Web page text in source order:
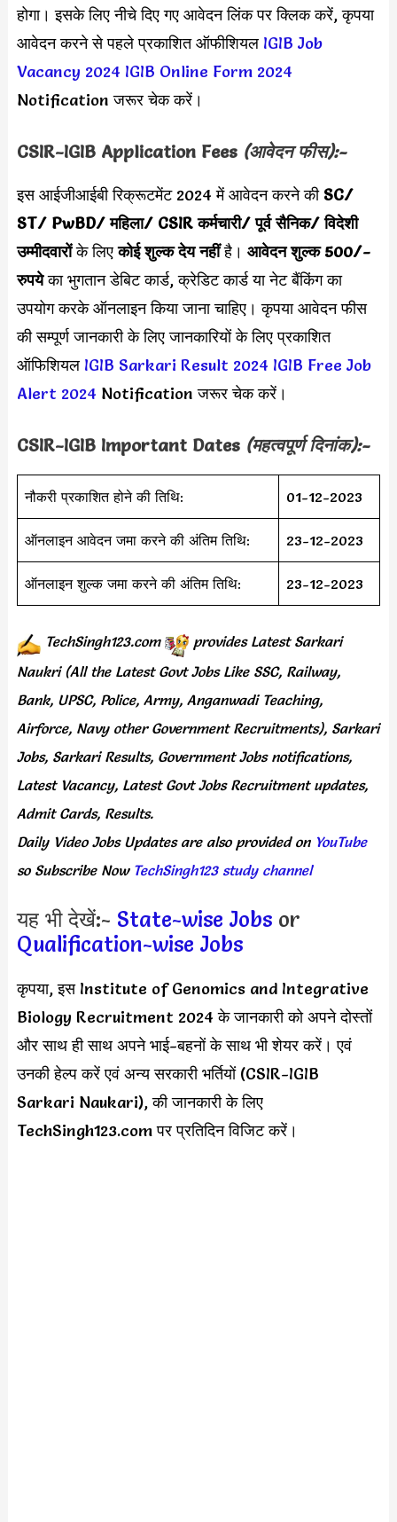
होगा। इसके लिए नीचे दिए गए आवेदन लिंक पर क्लिक करें, कृपया
आवेदन करने से पहले प्रकाशित ऑफीशियल IGIB Job
Vacancy 2024 IGIB Online Form 2024
Notification जरूर चेक करें।
CSIR-IGIB Application Fees (आवेदन फीस):-
इस आईजीआईबी रिक्रूटमेंट 2024 में आवेदन करने की SC/
ST/ PwBD/ महिला/ CSIR कर्मचारी/ पूर्व सैनिक/ विदेशी
उम्मीदवारोंके लिएकोई शुल्क देय नहींहै। आवेदन शुल्क 500/-
रुपयेका भुगतान डेबिट कार्ड, क्रेडिट कार्ड या नेट बैंकिंग का
उपयोग करके ऑनलाइन किया जाना चाहिए। कृपया आवेदन फीस
की सम्पूर्ण जानकारी के लिए जानकारियों के लिए प्रकाशित
ऑफिशियल IGIB Sarkari Result 2024 IGIB Free Job
Alert 2024 Notification जरूर चेक करें।
CSIR-IGIB Important Dates (महत्वपूर्ण दिनांक):-
नौकरी प्रकाशित होने की तिथि: 01-12-2023
ऑनलाइन आवेदन जमा करने की अंतिम तिथि: 23-12-2023
ऑनलाइन शुल्क जमा करने की अंतिम तिथि: 23-12-2023
TechSingh123.com provides Latest Sarkari
Naukri (All the Latest Govt Jobs Like SSC, Railway,
Bank, UPSC, Police, Army, Anganwadi Teaching,
Airforce, Navy other Government Recruitments), Sarkari
Jobs, Sarkari Results, Government Jobs notifications,
Latest Vacancy, Latest Govt Jobs Recruitment updates,
Admit Cards, Results.
Daily Video Jobs Updates are also provided onYouTube
so Subscribe Now TechSingh123 study channel
यह भी देखें:- State-wise Jobs or
Qualification-wise Jobs
कृपया, इस Institute of Genomics and Integrative
Biology Recruitment 2024 के जानकारी को अपने दोस्तों
और साथ ही साथ अपने भाई-बहनों के साथ भी शेयर करें। एवं
उनकी हेल्प करें एवं अन्य सरकारी भर्तियों (CSIR-IGIB
Sarkari Naukari), की जानकारी के लिए
TechSingh123.com पर प्रतिदिन विजिट करें।